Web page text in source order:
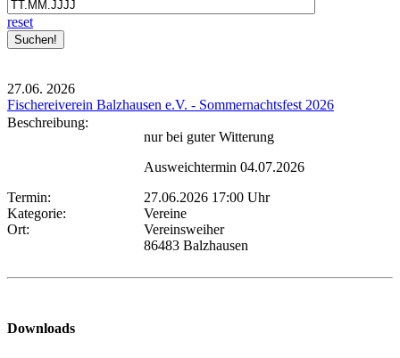
reset
27.06. 2026
Fischereiverein Balzhausen e.V. - Sommernachtsfest 2026
Beschreibung:
nur bei guter Witterung
Ausweichtermin 04.07.2026
Termin:
27.06.2026 17:00 Uhr
Kategorie:
Vereine
Ort:
Vereinsweiher
86483 Balzhausen
Downloads